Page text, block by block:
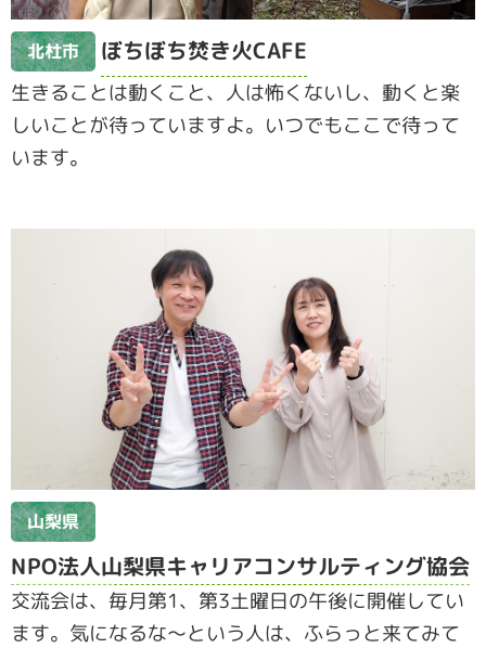
北杜市 ぼちぼち焚き火CAFE
生きることは動くこと、人は怖くないし、動くと楽
しいことが待っていますよ。いつでもここで待って
います。
山梨県
NPO法人山梨県キャリアコンサルティング協会
交流会は、毎月第1、第3土曜日の午後に開催してい
ます。気になるな～という人は、ふらっと来てみて